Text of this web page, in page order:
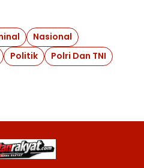
Nasional
Politik
Polri Dan TNI